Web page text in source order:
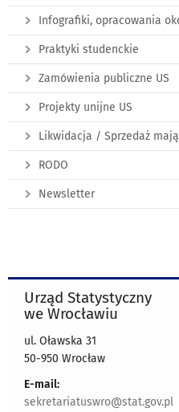
Infografiki, opracowania
Praktyki studenckie
Zamówienia publiczne US
Projekty unijne US
Likwidacja / Sprzedaż
RODO
Newsletter
Urząd Statystyczny
we Wrocławiu
ul. Oławska 31
50-950 Wrocław
E-mail:
sekretariatuswro@stat.gov.pl